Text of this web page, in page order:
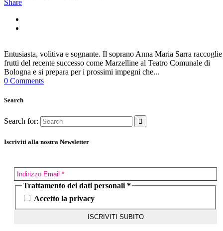
Share
Entusiasta, volitiva e sognante. Il soprano Anna Maria Sarra
frutti del recente successo come Marzelline al Teatro Comunale di
Bologna e si prepara per i prossimi impegni che...
0 Comments
Search
Search for:
Iscriviti alla nostra Newsletter
Trattamento dei dati personali *
Accetto la privacy